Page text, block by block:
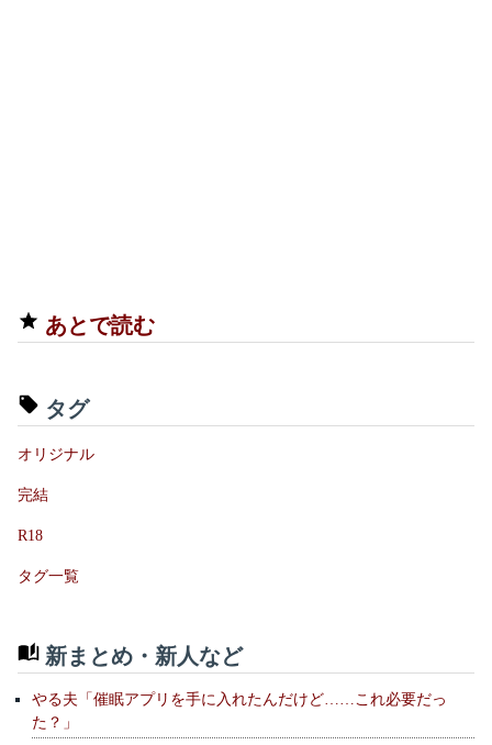
あとで読む
タグ
オリジナル
完結
R18
タグ一覧
新まとめ・新人など
やる夫「催眠アプリを手に入れたんだけど……これ必要だっ
た？」